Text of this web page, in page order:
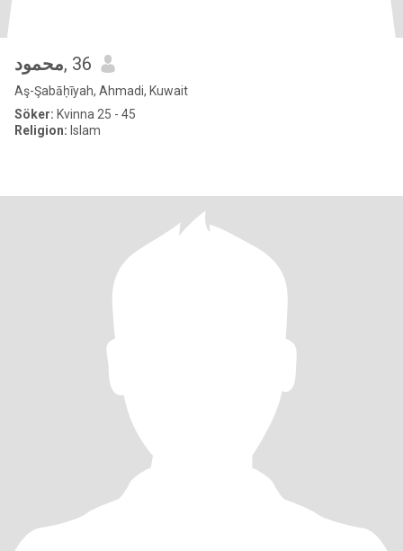
محمود, 36
Aş-Şabāḥīyah, Ahmadi, Kuwait
Söker: Kvinna 25 - 45
Religion: Islam